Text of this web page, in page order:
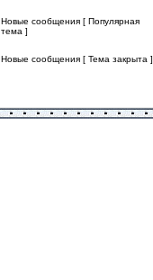
Новые сообщения [ Популярная
тема ]
Новые сообщения [ Тема закрыта ]